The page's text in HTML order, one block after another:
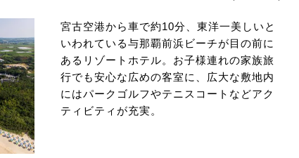
宮古空港から車で約10分、東洋一美しいと
いわれている与那覇前浜ビーチが目の前に
あるリゾートホテル。お子様連れの家族旅
行でも安心な広めの客室に、広大な敷地内
にはパークゴルフやテニスコートなどアク
ティビティが充実。